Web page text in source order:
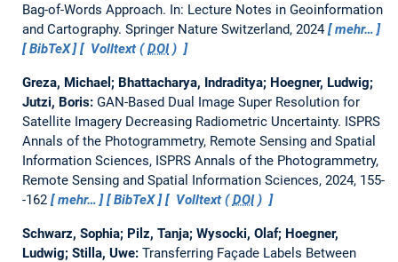
Bag-of-Words Approach. In: Lecture Notes in Geoinformation
and Cartography. Springer Nature Switzerland, 2024
mehr…
BibTeX
Volltext (DOI)
Greza, Michael; Bhattacharya, Indraditya; Hoegner, Ludwig;
Jutzi, Boris: GAN-Based Dual Image Super Resolution for
Satellite Imagery Decreasing Radiometric Uncertainty. ISPRS
Annals of the Photogrammetry, Remote Sensing and Spatial
Information Sciences, ISPRS Annals of the Photogrammetry,
Remote Sensing and Spatial Information Sciences, 2024, 155-
-162
mehr… BibTeX Volltext (DOI)
Schwarz, Sophia; Pilz, Tanja; Wysocki, Olaf; Hoegner,
Ludwig; Stilla, Uwe: Transferring Façade Labels Between